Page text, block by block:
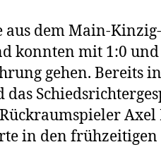
aus dem Main-
konnten mit 1:0
gehen. Bereits
das
in den frühzeitigen